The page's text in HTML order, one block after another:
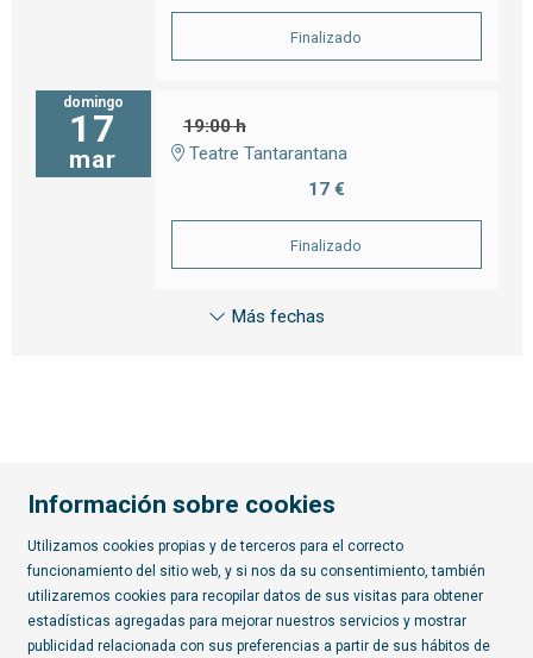
Finalizado
domingo
17
mar
19:00 h
Teatre Tantarantana
17 €
Finalizado
Más fechas
Diapositiva 2 de 7
Información sobre cookies
Utilizamos cookies propias y de terceros para el correcto
funcionamiento del sitio web, y si nos da su consentimiento, también
utilizaremos cookies para recopilar datos de sus visitas para obtener
estadísticas agregadas para mejorar nuestros servicios y mostrar
publicidad relacionada con sus preferencias a partir de sus hábitos de